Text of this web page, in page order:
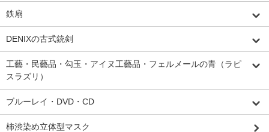
鉄扇
DENIXの古式銃剣
工藝・民藝品・勾玉・アイヌ工藝品・フェルメールの青（ラピ
スラズリ）
ブルーレイ・DVD・CD
柿渋染め立体型マスク